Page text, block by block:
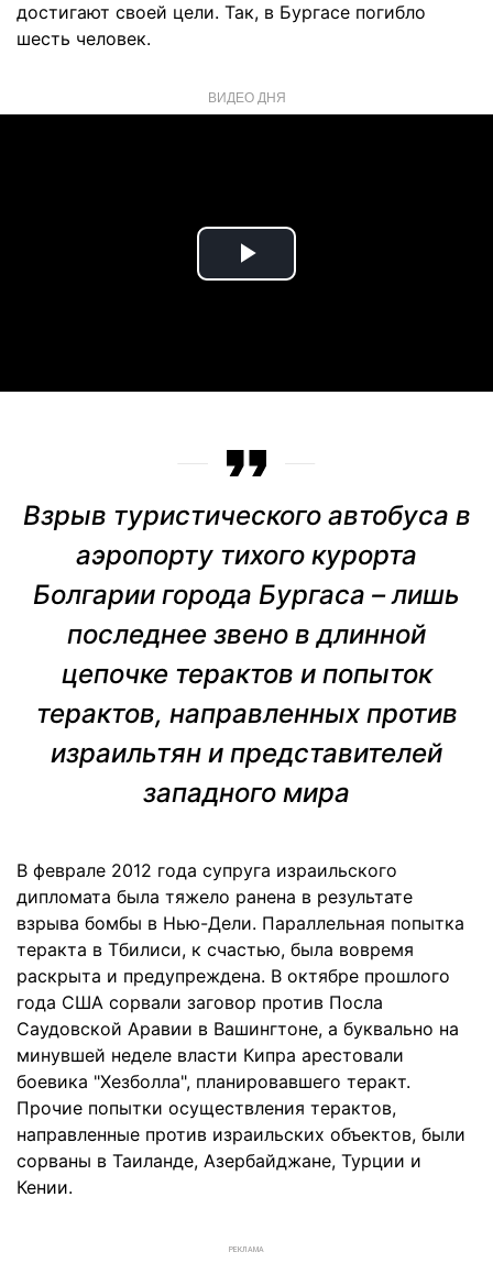
достигают своей цели. Так, в Бургасе погибло
шесть человек.
ВИДЕО ДНЯ
Play
Взрыв туристического автобуса в
аэропорту тихого курорта
Болгарии города Бургаса – лишь
последнее звено в длинной
цепочке терактов и попыток
терактов, направленных против
израильтян и представителей
западного мира
В феврале 2012 года супруга израильского
дипломата была тяжело ранена в результате
взрыва бомбы в Нью-Дели. Параллельная попытка
теракта в Тбилиси, к счастью, была вовремя
раскрыта и предупреждена. В октябре прошлого
года США сорвали заговор против Посла
Саудовской Аравии в Вашингтоне, а буквально на
минувшей неделе власти Кипра арестовали
боевика "Хезболла", планировавшего теракт.
Прочие попытки осуществления терактов,
направленные против израильских объектов, были
сорваны в Таиланде, Азербайджане, Турции и
Кении.
РЕКЛАМА